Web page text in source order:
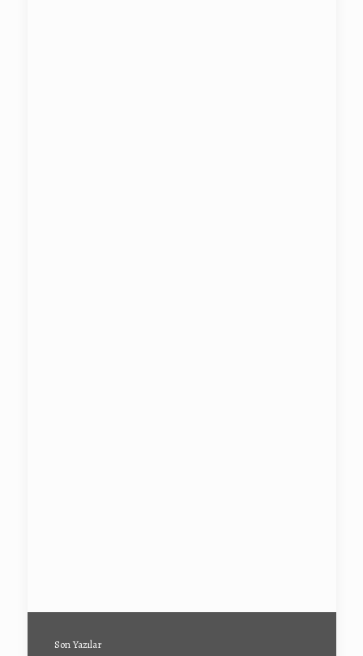
Son Yazılar